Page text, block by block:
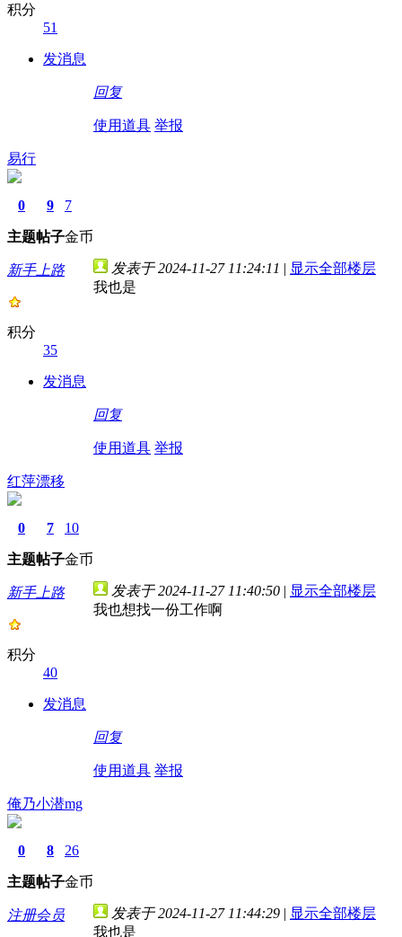
积分
51
发消息
回复
使用道具 举报
易行
0
主题
9
帖子
7
金币
新手上路
积分
35
发消息
发表于 2024-11-27 11:24:11 | 显示全部楼层
我也是
回复
使用道具 举报
红萍漂移
0
主题
7
帖子
10
金币
新手上路
积分
40
发消息
发表于 2024-11-27 11:40:50 | 显示全部楼层
我也想找一份工作啊
回复
使用道具 举报
俺乃小潜mg
0
主题
8
帖子
26
金币
注册会员 发表于 2024-11-27 11:44:29 | 显示全部楼层
我也是